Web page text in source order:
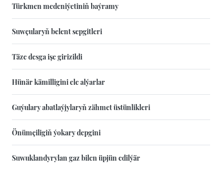
Türkmen medeniýetiniň baýramy
Suwçularyň belent sepgitleri
Täze desga işe girizildi
Hünär kämilligini ele alýarlar
Guýulary abatlaýjylaryň zähmet üstünlikleri
Önümçiligiň ýokary depgini
Suwuklandyrylan gaz bilen üpjün edilýär